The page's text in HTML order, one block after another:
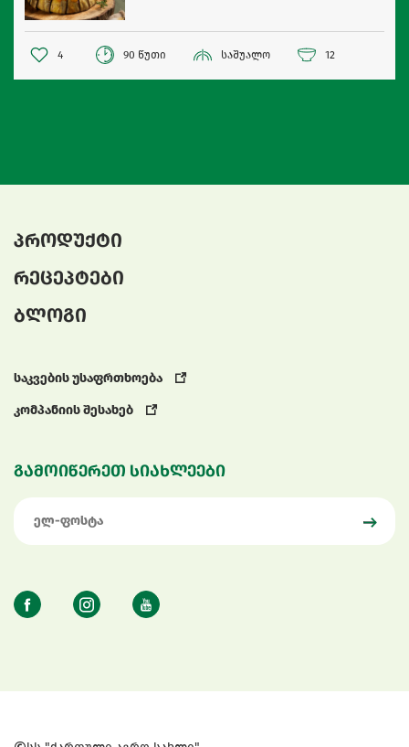
4 90 წუთი საშუალო 12
პროდუქტი
რეცეპტები
ბლოგი
საკვების უსაფრთხოება
კომპანიის შესახებ
გამოიწერეთ სიახლეები